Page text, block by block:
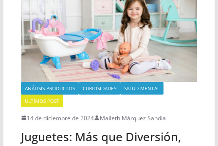
ANÁLISIS PRODUCTOS CURIOSIDADES
SALUD MENTAL
ULTIMOS POST
14 de diciembre de 2024 Maileth Márquez Sandia
Juguetes: Más que Diversión,